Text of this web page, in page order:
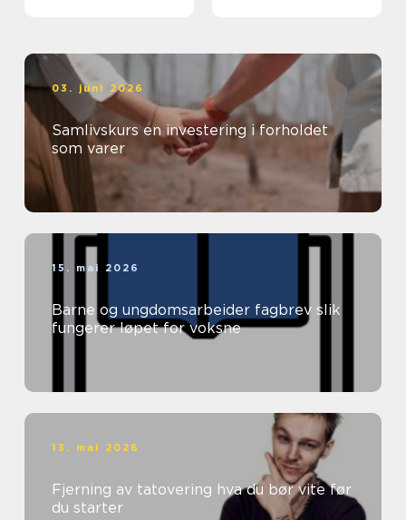
03. juni 2026
Samlivskurs en investering i forholdet
som varer
15. mai 2026
Barne og ungdomsarbeider fagbrev slik
fungerer løpet for voksne
13. mai 2026
Fjerning av tatovering hva du bør vite før
du starter